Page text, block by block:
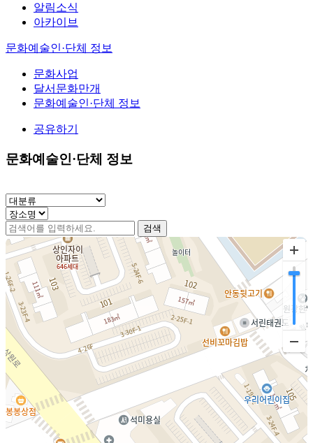
알림소식
아카이브
문화예술인·단체 정보
문화사업
달서문화만개
문화예술인·단체 정보
공유하기
문화예술인·단체 정보
검색